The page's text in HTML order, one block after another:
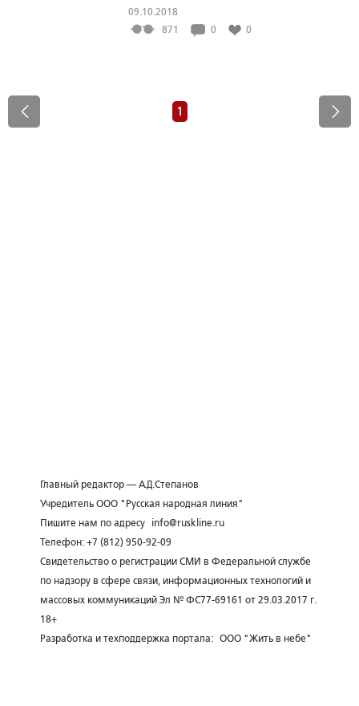
09.10.2018
871
0 0
1
Главный редактор — А.Д.Степанов
Учредитель ООО "Русская народная линия"
Пишите нам по адресу
info@ruskline.ru
Телефон: +7 (812) 950-92-09
Свидетельство о регистрации СМИ в Федеральной службе
по надзору в сфере связи, информационных технологий и
массовых коммуникаций Эл № ФС77-69161 от 29.03.2017 г.
18+
Разработка и техподдержка портала: ООО "Жить в небе"